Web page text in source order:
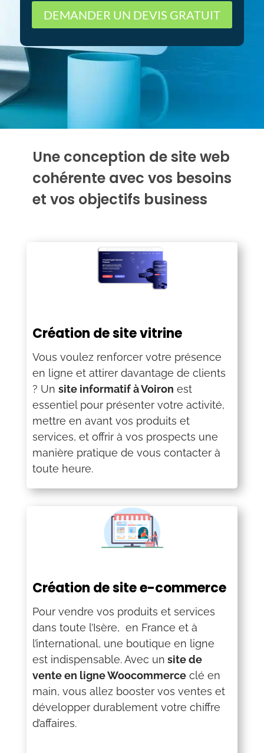
DEMANDER UN DEVIS GRATUIT
Une conception de site web
cohérente avec vos besoins
et vos objectifs business
Création de site vitrine
Vous voulez renforcer votre présence
en ligne et attirer davantage de clients
? Un site informatif à Voiron est
essentiel pour présenter votre activité,
mettre en avant vos produits et
services, et offrir à vos prospects une
manière pratique de vous contacter à
toute heure.
Création de site e-commerce
Pour vendre vos produits et services
dans toute l’Isère, en France et à
l’international, une boutique en ligne
est indispensable. Avec un site de
vente en ligne Woocommerceclé en
main, vous allez booster vos ventes et
développer durablement votre chiffre
d’affaires.